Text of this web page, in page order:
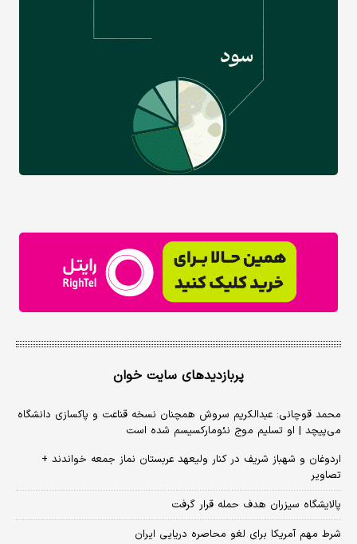
پربازدیدهای سایت خوان
محمد قوچانی: عبدالکریم سروش همچنان نسخه قناعت و پاکسازی دانشگاه
می‌پیچد | او تسلیم موج نئومارکسیسم شده است
اردوغان و شهباز شریف در کنار ولیعهد عربستان نماز جمعه خواندند +
تصاویر
پالایشگاه سیزران هدف حمله قرار گرفت
شرط مهم آمریکا برای لغو محاصره دریایی ایران